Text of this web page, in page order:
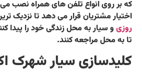
که بر روی انواع تلفن های همراه نصب
اختیار مشتریان قرار می دهد تا نزدیک
روزی و سیار به محل زندگی خود را پیدا
تا به محل مراجعه کنند.
کلیدسازی سیار شهرک